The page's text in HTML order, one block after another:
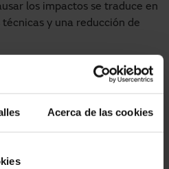
Acerca de las cookies
los impactos se traduce en
y una reducción de
para personas y
de la lona y la ausencia de
exigentes.